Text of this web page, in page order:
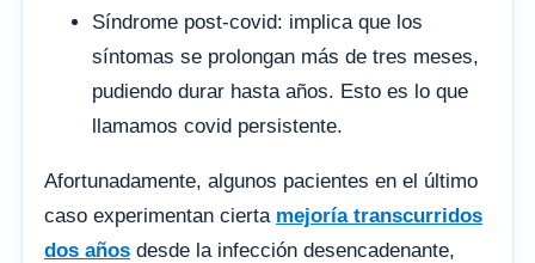
Síndrome post-covid: implica que los
síntomas se prolongan más de tres meses,
pudiendo durar hasta años. Esto es lo que
llamamos covid persistente.
Afortunadamente, algunos pacientes en el último
caso experimentan cierta mejoría transcurridos
dos años desde la infección desencadenante,